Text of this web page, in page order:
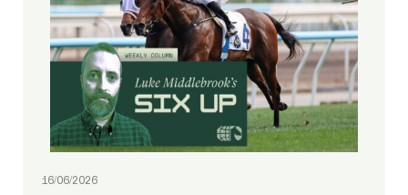
16/06/2026